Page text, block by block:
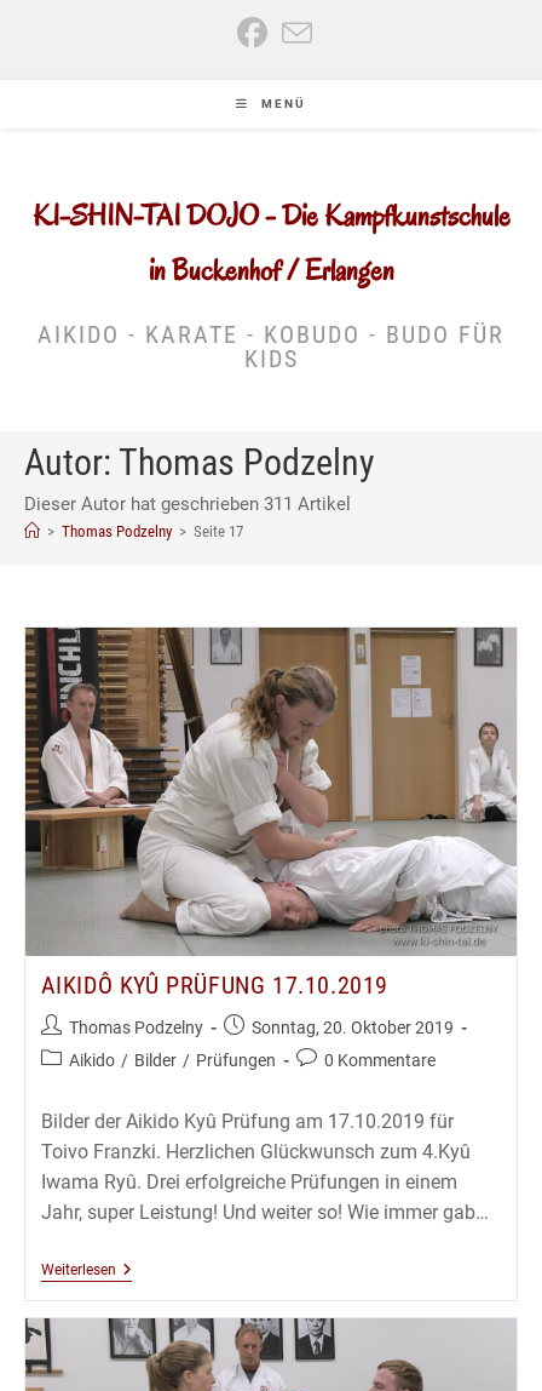
MENÜ
KI-SHIN-TAI DOJO - Die Kampfkunstschule
in Buckenhof / Erlangen
AIKIDO - KARATE - KOBUDO - BUDO FÜR
KIDS
Autor: Thomas Podzelny
Dieser Autor hat geschrieben 311 Artikel
> Thomas Podzelny > Seite 17
AIKIDÔ KYÛ PRÜFUNG 17.10.2019
Beitrags-
Autor:
Thomas Podzelny
Beitrag
veröffentlicht:
Sonntag, 20. Oktober 2019
Beitrags-
Aikido / Bilder / Prüfungen
Beitrags-
0 Kommentare
Bilder der Aikido Kyû Prüfung am 17.10.2019 für
Toivo Franzki. Herzlichen Glückwunsch zum 4.Kyû
Iwama Ryû. Drei erfolgreiche Prüfungen in einem
Jahr, super Leistung! Und weiter so! Wie immer gab…
WeiterlesenAikidô
17.10.2019